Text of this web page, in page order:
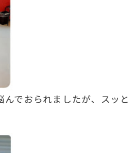
でおられましたが、スッ